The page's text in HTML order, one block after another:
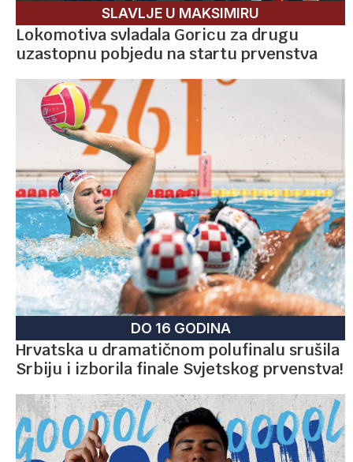
SLAVLJE U MAKSIMIRU
Lokomotiva svladala Goricu za drugu
uzastopnu pobjedu na startu prvenstva
DO 16 GODINA
Hrvatska u dramatičnom polufinalu srušila
Srbiju i izborila finale Svjetskog prvenstva!